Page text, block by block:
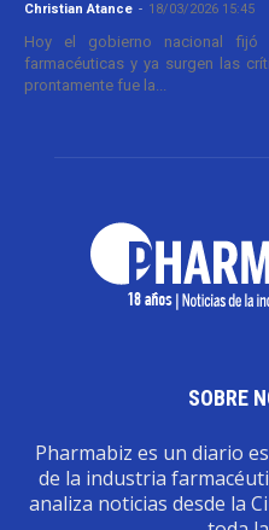
Christian Atance - 18/03/2026 15:45
Hoy el gobierno nacional fijó
farmacéuticas y ya surgen las
prontamente fue la...
SOBRE
Pharmabiz es un diario
de la industria
analiza noticias desde la